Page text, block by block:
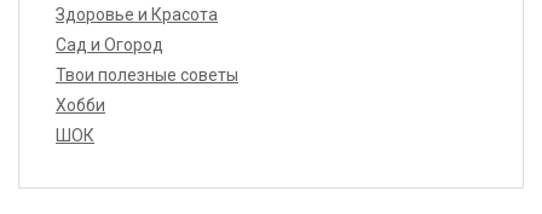
Здоровье и Красота
Сад и Огород
Твои полезные советы
Хобби
ШОК